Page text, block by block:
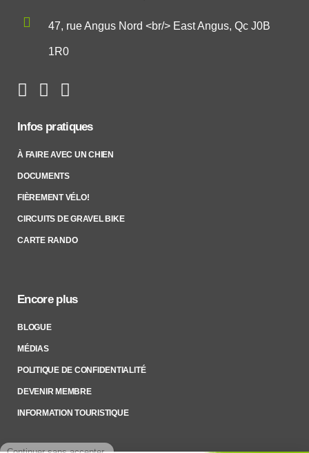
47, rue Angus Nord <br/> East Angus, Qc J0B
1R0
Infos pratiques
À FAIRE AVEC UN CHIEN
DOCUMENTS
FIÈREMENT VÉLO!
CIRCUITS DE GRAVEL BIKE
CARTE RANDO
Encore plus
BLOGUE
MÉDIAS
POLITIQUE DE CONFIDENTIALITÉ
DEVENIR MEMBRE
INFORMATION TOURISTIQUE